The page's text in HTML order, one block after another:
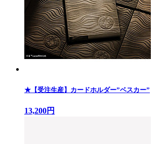
★【受注生産】カードホルダー”ベスカー”
13,200円